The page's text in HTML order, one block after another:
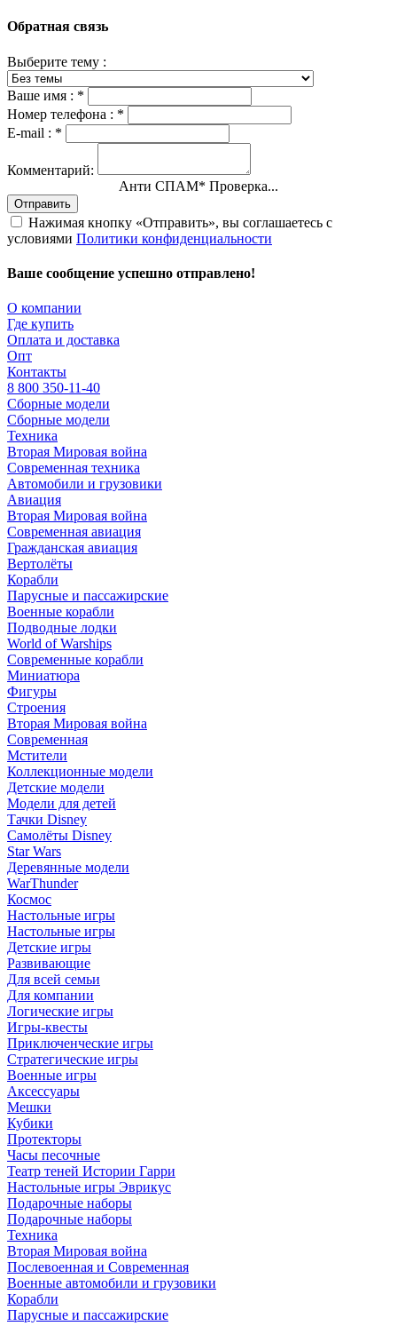
Обратная связь
Выберите тему :
Ваше имя : *
Номер телефона : *
E-mail : *
Комментарий:
Анти СПАМ* Проверка...
Отправить
Нажимая кнопку «Отправить», вы соглашаетесь с
условиями Политики конфиденциальности
Ваше сообщение успешно отправлено!
О компании
Где купить
Оплата и доставка
Опт
Контакты
8 800 350-11-40
Сборные модели
Сборные модели
Техника
Вторая Мировая война
Современная техника
Автомобили и грузовики
Авиация
Вторая Мировая война
Современная авиация
Гражданская авиация
Вертолёты
Корабли
Парусные и пассажирские
Военные корабли
Подводные лодки
World of Warships
Современные корабли
Миниатюра
Фигуры
Строения
Вторая Мировая война
Современная
Мстители
Коллекционные модели
Детские модели
Модели для детей
Тачки Disney
Самолёты Disney
Star Wars
Деревянные модели
WarThunder
Космос
Настольные игры
Настольные игры
Детские игры
Развивающие
Для всей семьи
Для компании
Логические игры
Игры-квесты
Приключенческие игры
Стратегические игры
Военные игры
Аксессуары
Мешки
Кубики
Протекторы
Часы песочные
Театр теней Истории Гарри
Настольные игры Эврикус
Подарочные наборы
Подарочные наборы
Техника
Вторая Мировая война
Послевоенная и Современная
Военные автомобили и грузовики
Корабли
Парусные и пассажирские